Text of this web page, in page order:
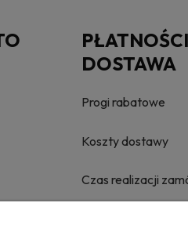
DOSTAWA
Progi rabatowe
Koszty dostawy
Czas realizacji